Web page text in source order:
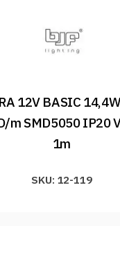
12V BASIC
m SMD5050 IP20
1m
SKU: 12-119